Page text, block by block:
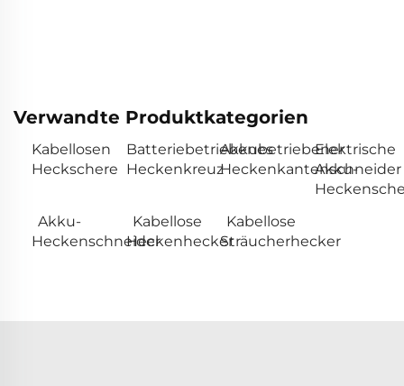
Verwandte Produktkategorien
Kabellosen
Heckschere
Batteriebetriebenes
Heckenkreuz
Akkubetriebener
Heckenkantenschneider
Elektrische
Akku-
Akku-
Heckenschneider
Kabellose
Heckenhecker
Kabellose
Sträucherhecker